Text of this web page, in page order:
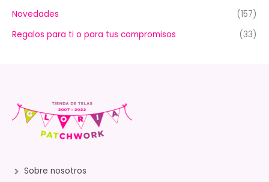
Novedades
(157)
Regalos para ti o para tus compromisos
(33)
Sobre nosotros